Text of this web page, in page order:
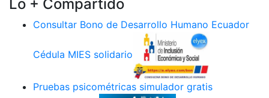
Lo + Compartido
Consultar Bono de Desarrollo Humano Ecuador
Cédula MIES solidario
Pruebas psicométricas simulador gratis